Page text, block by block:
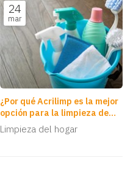
24
mar
¿Por qué Acrilimp es la mejor
opción para la limpieza de
empresas en Vigo?
Limpieza del hogar